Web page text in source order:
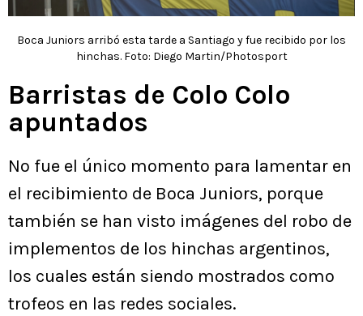
Boca Juniors arribó esta tarde a Santiago y fue recibido por los
hinchas. Foto: Diego Martin/Photosport
Barristas de Colo Colo
apuntados
No fue el único momento para lamentar en
el recibimiento de Boca Juniors, porque
también se han visto imágenes del robo de
implementos de los hinchas argentinos,
los cuales están siendo mostrados como
trofeos en las redes sociales.